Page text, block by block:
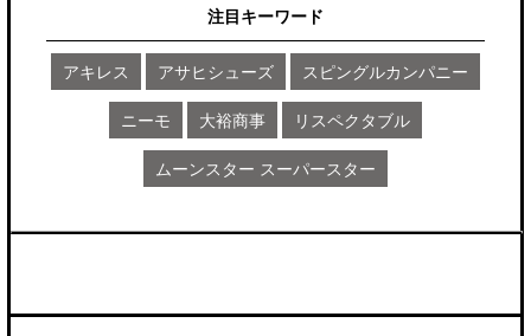
注目キーワード
アキレス アサヒシューズ スピングルカンパニー
ニーモ 大裕商事 リスペクタブル
ムーンスター スーパースター